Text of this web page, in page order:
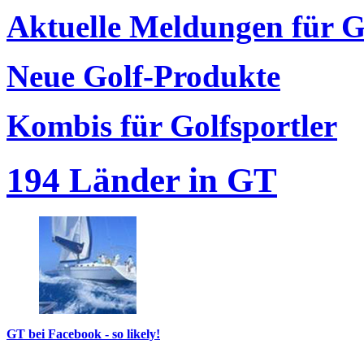
Aktuelle Meldungen für
Neue Golf-Produkte
Kombis für Golfsportler
194 Länder in GT
GT bei Facebook - so likely!